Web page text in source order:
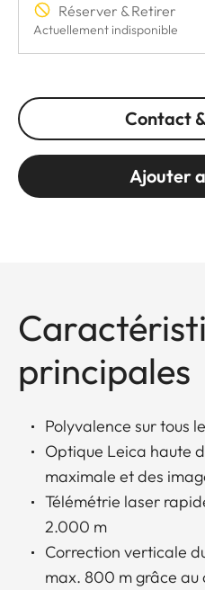
Réserver & Retirer
Actuellement indisponible
Contact
Ajouter
principales
Polyvalence sur tous
Optique Leica haute
maximale et des
Télémétrie laser
2.000 m
Correction verticale
max. 800 m grâce